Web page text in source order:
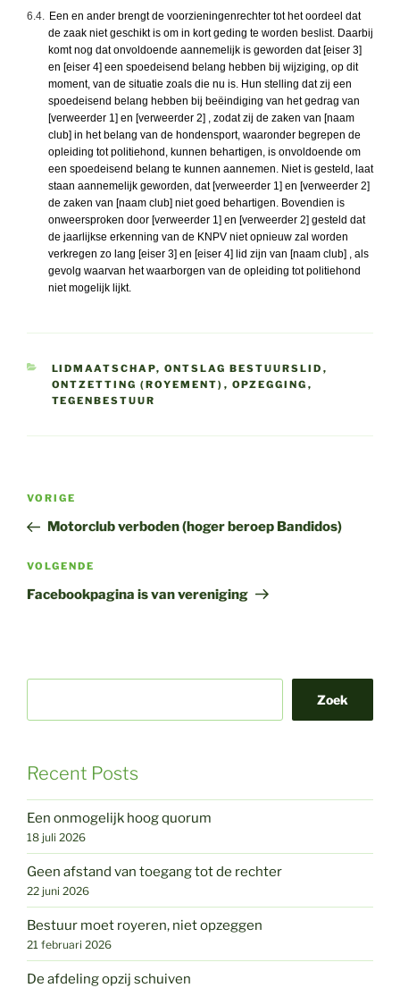
6.4. Een en ander brengt de voorzieningenrechter tot het oordeel dat
de zaak niet geschikt is om in kort geding te worden beslist. Daarbij
komt nog dat onvoldoende aannemelijk is geworden dat [eiser 3]
en [eiser 4] een spoedeisend belang hebben bij wijziging, op dit
moment, van de situatie zoals die nu is. Hun stelling dat zij een
spoedeisend belang hebben bij beëindiging van het gedrag van
[verweerder 1] en [verweerder 2] , zodat zij de zaken van [naam
club] in het belang van de hondensport, waaronder begrepen de
opleiding tot politiehond, kunnen behartigen, is onvoldoende om
een spoedeisend belang te kunnen aannemen. Niet is gesteld, laat
staan aannemelijk geworden, dat [verweerder 1] en [verweerder 2]
de zaken van [naam club] niet goed behartigen. Bovendien is
onweersproken door [verweerder 1] en [verweerder 2] gesteld dat
de jaarlijkse erkenning van de KNPV niet opnieuw zal worden
verkregen zo lang [eiser 3] en [eiser 4] lid zijn van [naam club] , als
gevolg waarvan het waarborgen van de opleiding tot politiehond
niet mogelijk lijkt.
CATEGORIEËN
LIDMAATSCHAP, ONTSLAG BESTUURSLID ,
ONTZETTING (ROYEMENT) , OPZEGGING ,
TEGENBESTUUR
Bericht
Vorig
bericht
VORIGE
Motorclub verboden (hoger beroep Bandidos)
Volgend
bericht
VOLGENDE
Facebookpagina is van vereniging
Zoek
Recent Posts
Een onmogelijk hoog quorum
18 juli 2026
Geen afstand van toegang tot de rechter
22 juni 2026
Bestuur moet royeren, niet opzeggen
21 februari 2026
De afdeling opzij schuiven